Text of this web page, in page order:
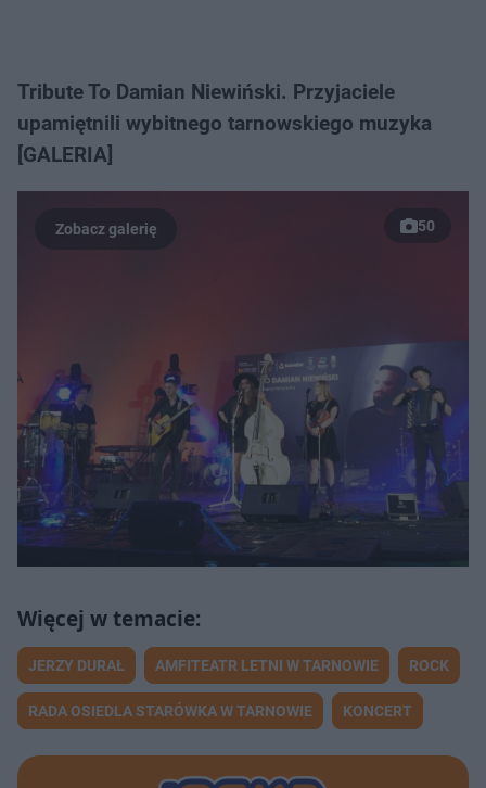
Tribute To Damian Niewiński. Przyjaciele
upamiętnili wybitnego tarnowskiego muzyka
[GALERIA]
50
JERZY DURAŁ AMFITEATR LETNI W TARNOWIE ROCK
RADA OSIEDLA STARÓWKA W TARNOWIE KONCERT